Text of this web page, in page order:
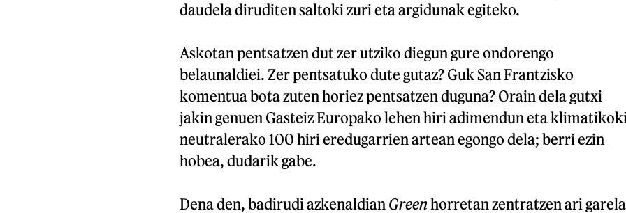
daudela diruditen saltoki zuri eta argidunak egiteko.
Askotan pentsatzen dut zer utziko diegun gure ondorengo
belaunaldiei. Zer pentsatuko dute gutaz? Guk San Frantzisko
komentua bota zuten horiez pentsatzen duguna? Orain dela gutxi
jakin genuen Gasteiz Europako lehen hiri adimendun eta
neutralerako 100 hiri eredugarrien artean egongo dela; berri ezin
hobea, dudarik gabe.
Dena den, badirudi azkenaldian Greenhorretan zentratzen ari